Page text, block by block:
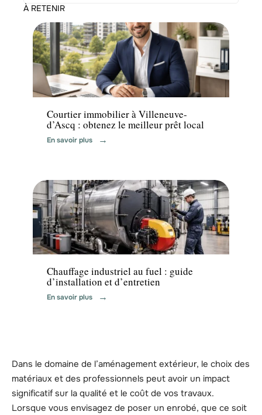
À RETENIR
News
Courtier immobilier à Villeneuve-
d’Ascq : obtenez le meilleur prêt local
En savoir plus
Equipement
Chauffage industriel au fuel : guide
d’installation et d’entretien
En savoir plus
Dans le domaine de l’aménagement extérieur, le choix des
matériaux et des professionnels peut avoir un impact
significatif sur la qualité et le coût de vos travaux.
Lorsque vous envisagez de poser un enrobé, que ce soit